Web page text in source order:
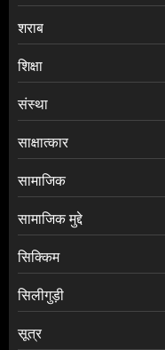
शराब
शिक्षा
संस्था
साक्षात्कार
सामाजिक
सामाजिक मुद्दे
सिक्किम
सिलीगुड़ी
सूत्र